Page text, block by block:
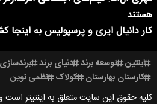
هستند
کار دانیال ایری و پرسپولیس به اینجا
اینتین توسعه برند دنیای برند برندسازی
کارستان بهارستان کولاک نظمی نوین
کلیه حقوق این سایت متعلق به اینتیتر است